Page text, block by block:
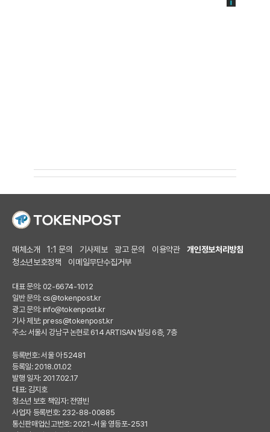
매체소개 1:1 문의 기사제보 광고 문의 이용약관
개인정보처리방침
청소년보호정책
이메일무단수집거부
대표 문의: 02-6674-1012
일반 문의: cs@tokenpost.kr
광고 문의: info@tokenpost.kr
기사 제보: press@tokenpost.kr
주소: 서울시 강남구 논현로 614 ARTISAN 빌딩 6층, 7층
등록번호: 서울 아 52481
등록일: 2018.01.02
발행 일자: 2017.02.17
대표: 김지호
청소년 보호 책임자: 전영빈
사업자 등록번호: 232-88-00885
통신판매업신고번호: 2021-서울 영등포-2531